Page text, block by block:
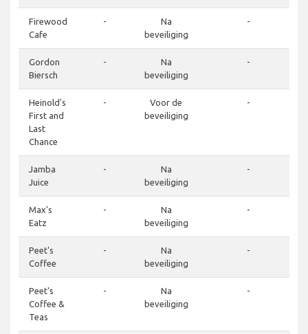
Firewood
Cafe
-
Na
beveiliging
-
Gordon
Biersch
-
Na
beveiliging
-
Heinold's
First and
Last
Chance
-
Voor de
beveiliging
-
Jamba
Juice
-
Na
beveiliging
-
Max's
Eatz
-
Na
beveiliging
-
Peet's
Coffee
-
Na
beveiliging
-
Peet's
Coffee &
Teas
-
Na
beveiliging
-